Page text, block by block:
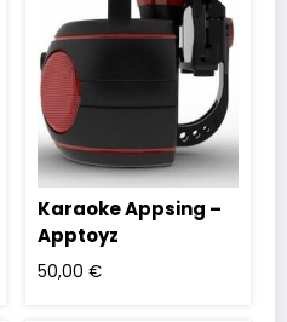
Karaoke Appsing –
Apptoyz
50,00 €